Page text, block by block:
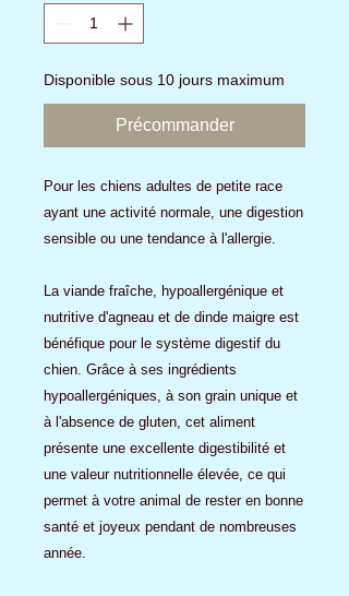
Disponible sous 10 jours maximum
Précommander
Pour les chiens adultes de petite race
ayant une activité normale, une digestion
sensible ou une tendance à l'allergie.
La viande fraîche, hypoallergénique et
nutritive d'agneau et de dinde maigre est
bénéfique pour le système digestif du
chien. Grâce à ses ingrédients
hypoallergéniques, à son grain unique et
à l'absence de gluten, cet aliment
présente une excellente digestibilité et
une valeur nutritionnelle élevée, ce qui
permet à votre animal de rester en bonne
santé et joyeux pendant de nombreuses
année.